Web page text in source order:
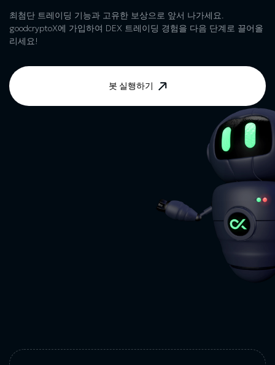
최첨단 트레이딩 기능과 고유한 보상으로 앞서 나가세요.
goodcryptoX에 가입하여 DEX 트레이딩 경험을 다음 단계로 끌어올
리세요!
봇 실행하기